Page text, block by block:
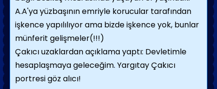
A.A'ya yüzbaşının emriyle korucular tarafından
işkence yapılılıyor ama bizde işkence yok, bunlar
münferit gelişmeler(!!!)
Çakıcı uzaklardan açıklama yaptı: Devletimle
hesaplaşmaya geleceğim. Yargıtay Çakıcı
portresi göz alıcı!